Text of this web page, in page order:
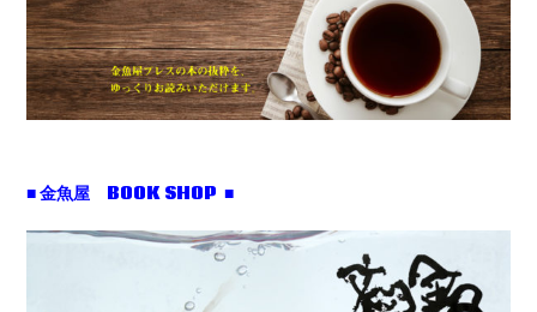
■ 金魚屋 BOOK SHOP ■